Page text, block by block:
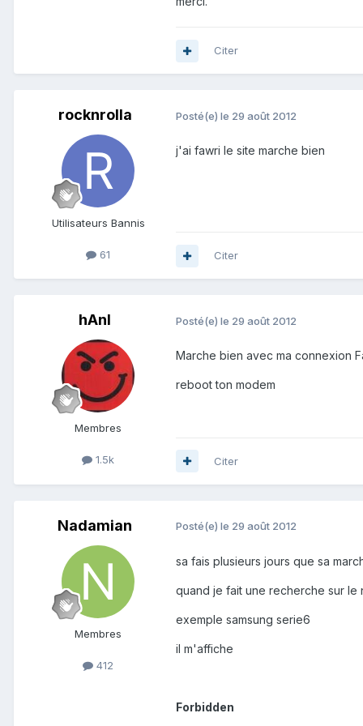
Citer
rocknrolla
Utilisateurs Bannis
61
Posté(e) le 29 août 2012
j'ai fawri le site marche bien
Citer
hAnI
Membres
1.5k
Posté(e) le 29 août 2012
Marche bien avec ma connexion
reboot ton modem
Citer
Nadamian
Membres
412
Posté(e) le 29 août 2012
sa fais plusieurs jours que sa
quand je fait une recherche sur le
exemple samsung serie6
il m'affiche
Forbidden